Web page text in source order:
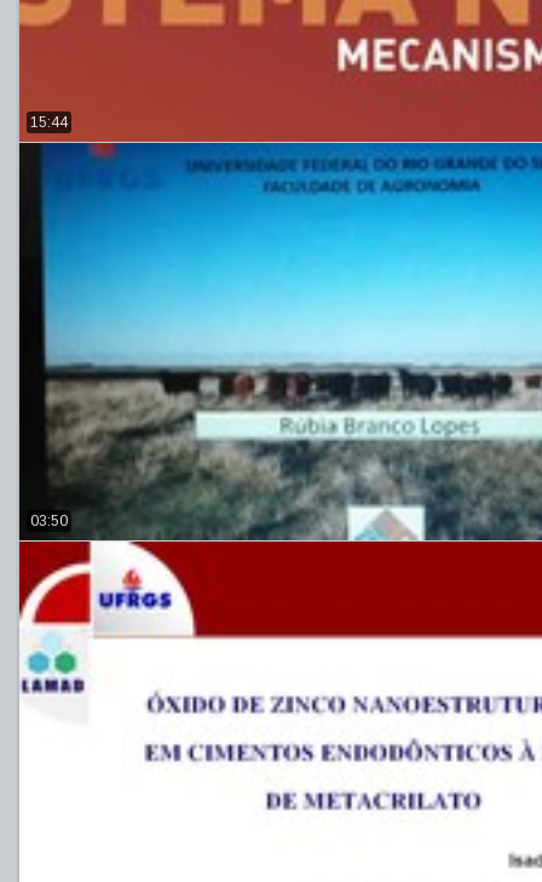
15:44
03:50